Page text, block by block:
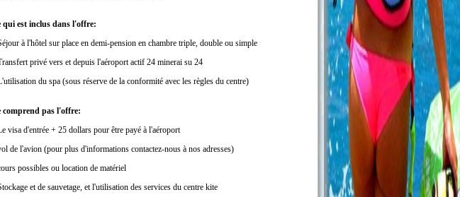
qui est inclus dans l'offre:
à l'hôtel sur place en demi-pension en chambre triple, double ou simple
privé vers et depuis l'aéroport actif 24 minerai su 24
du spa (sous réserve de la conformité avec les règles du centre)
comprend pas l'offre:
visa d'entrée + 25 dollars pour être payé à l'aéroport
de l'avion (pour plus d'informations contactez-nous à nos adresses)
possibles ou location de matériel
et de sauvetage, et l'utilisation des services du centre kite